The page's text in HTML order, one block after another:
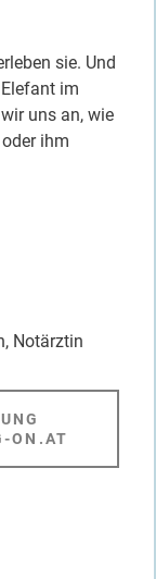
sie. Und
im
uns an, wie
ihm
Notärztin
ON.AT